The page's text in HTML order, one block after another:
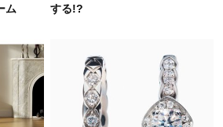
パンツ派」がこなれて見える！大草直子
チ押し、ラク可愛い【トップス】4選
2026.4.11
ム
する!?